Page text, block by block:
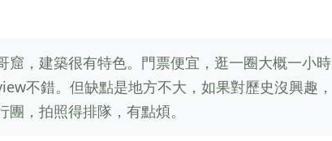
窟，建築很有特色。門票便宜，逛一圈大概一小時
不錯。但缺點是地方不大，如果對歷史沒興趣，
，拍照得排隊，有點煩。